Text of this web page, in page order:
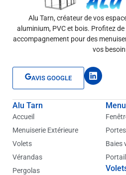
Alu Tarn, créateur de vos
aluminium, PVC et bois. Profitez
accompagnement pour des
vos
AVIS GOOGLE
L
i
k
Alu Tarn
Accueil
Menuiserie Extérieure
Volets
Vérandas
Pergolas
Baies